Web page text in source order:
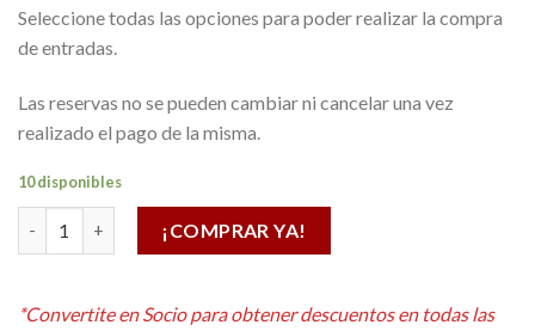
Seleccione todas las opciones para poder realizar la compra
de entradas.
Las reservas no se pueden cambiar ni cancelar una vez
realizado el pago de la misma.
10 disponibles
¡COMPRAR YA!
*Convertite en Socio para obtener descuentos en todas las